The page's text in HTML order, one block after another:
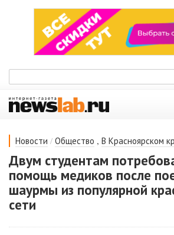
Новости / Общество , В Красноярском
Двум студентам
помощь медиков после
шаурмы из популярной
сети